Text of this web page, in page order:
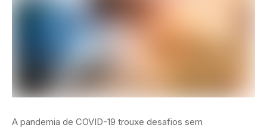
A pandemia de COVID-19 trouxe desafios sem